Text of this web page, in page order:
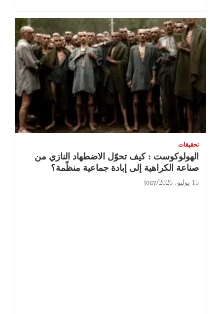
تحقيقات
الهولوكوست : كيف تحوّل الاضطهاد النازي من
صناعة الكراهية إلى إبادة جماعية منظّمة؟
15 يوليو، 2026 jouy